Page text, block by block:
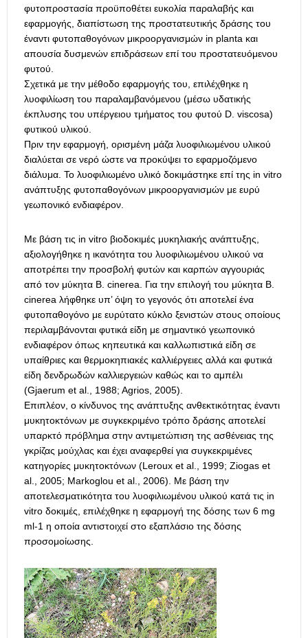
φυτοπροστασία προϋποθέτει ευκολία παραλαβής και
εφαρμογής, διαπίστωση της προστατευτικής δράσης του
έναντι φυτοπαθογόνων μικροοργανισμών in planta και
απουσία δυσμενών επιδράσεων επί του προστατευόμενου
φυτού.
Σχετικά με την μέθοδο εφαρμογής του, επιλέχθηκε η
λυοφιλίωση του παραλαμβανόμενου (μέσω υδατικής
έκπλυσης του υπέργειου τμήματος του φυτού D. viscosa)
φυτικού υλικού.
Πριν την εφαρμογή, ορισμένη μάζα λυοφιλιωμένου υλικού
διαλύεται σε νερό ώστε να προκύψει το εφαρμοζόμενο
διάλυμα. Το λυοφιλιωμένο υλικό δοκιμάστηκε επί της in vitro
ανάπτυξης φυτοπαθογόνων μικροοργανισμών με ευρύ
γεωπονικό ενδιαφέρον.
Με βάση τις in vitro βιοδοκιμές μυκηλιακής ανάπτυξης,
αξιολογήθηκε η ικανότητα του λυοφιλιωμένου υλικού να
αποτρέπει την προσβολή φυτών και καρπών αγγουριάς
από τον μύκητα B. cinerea. Για την επιλογή του μύκητα B.
cinerea λήφθηκε υπ’ όψη το γεγονός ότι αποτελεί ένα
φυτοπαθογόνο με ευρύτατο κύκλο ξενιστών στους οποίους
περιλαμβάνονται φυτικά είδη με σημαντικό γεωπονικό
ενδιαφέρον όπως κηπευτικά και καλλωπιστικά είδη σε
υπαίθριες και θερμοκηπιακές καλλιέργειες αλλά και φυτικά
είδη δενδρωδών καλλιεργειών καθώς και το αμπέλι
(Gjaerum et al., 1988; Agrios, 2005).
Επιπλέον, ο κίνδυνος της ανάπτυξης ανθεκτικότητας έναντι
μυκητοκτόνων με συγκεκριμένο τρόπο δράσης αποτελεί
υπαρκτό πρόβλημα στην αντιμετώπιση της ασθένειας της
γκρίζας μούχλας και έχει αναφερθεί για συγκεκριμένες
κατηγορίες μυκητοκτόνων (Leroux et al., 1999; Ziogas et
al., 2005; Markoglou et al., 2006). Με βάση την
αποτελεσματικότητα του λυοφιλιωμένου υλικού κατά τις in
vitro δοκιμές, επιλέχθηκε η εφαρμογή της δόσης των 6 mg
ml-1 η οποία αντιστοιχεί στο εξαπλάσιο της δόσης
προσομοίωσης.